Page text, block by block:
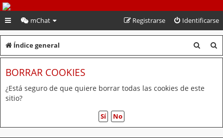
PeruVoley.com
mChat Identificarse
Registrarse
Índice general
u
u
c
BORRAR COOKIES
¿Está seguro de que quiere borrar todas las cookies de este
sitio?